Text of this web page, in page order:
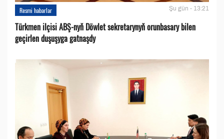
Resmi habarlar Şu gün - 13:21
Türkmen ilçisi ABŞ-nyň Döwlet sekretarynyň orunbasary bilen
geçirlen duşuşyga gatnaşdy